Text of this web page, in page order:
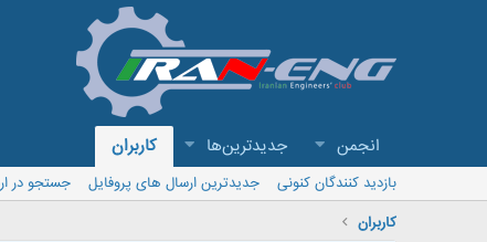
انجمن جدیدترین‌ها کاربران
بازدید کنندگان کنونی جدیدترین ارسال های پروفایل
جستجو در
کاربران